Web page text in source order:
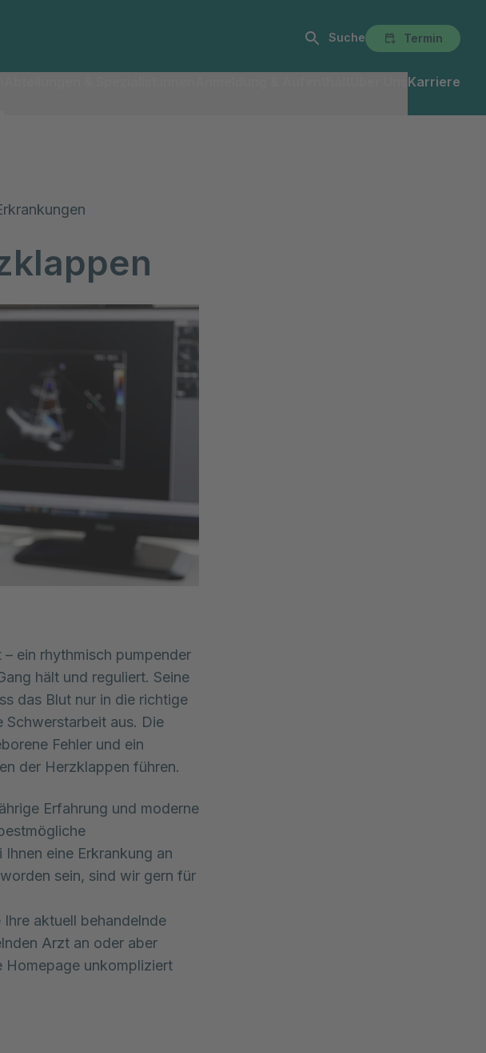
Suche Termin
Karriere
ein rhythmisch pumpender
hält und reguliert. Seine
das Blut nur in die richtige
Schwerstarbeit aus. Die
Fehler und ein
der Herzklappen führen.
Erfahrung und moderne
eine Erkrankung an
sein, sind wir gern für
aktuell behandelnde
Arzt an oder aber
Homepage unkompliziert